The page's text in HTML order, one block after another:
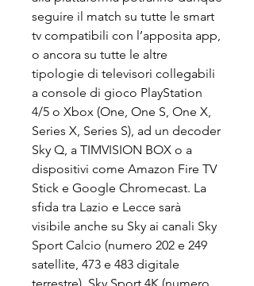
seguire il match su tutte le smart
tv compatibili con l’apposita app,
o ancora su tutte le altre
tipologie di televisori collegabili
a console di gioco PlayStation
4/5 o Xbox (One, One S, One X,
Series X, Series S), ad un decoder
Sky Q, a TIMVISION BOX o a
dispositivi come Amazon Fire TV
Stick e Google Chromecast. La
sfida tra Lazio e Lecce sarà
visibile anche su Sky ai canali Sky
Sport Calcio (numero 202 e 249
satellite, 473 e 483 digitale